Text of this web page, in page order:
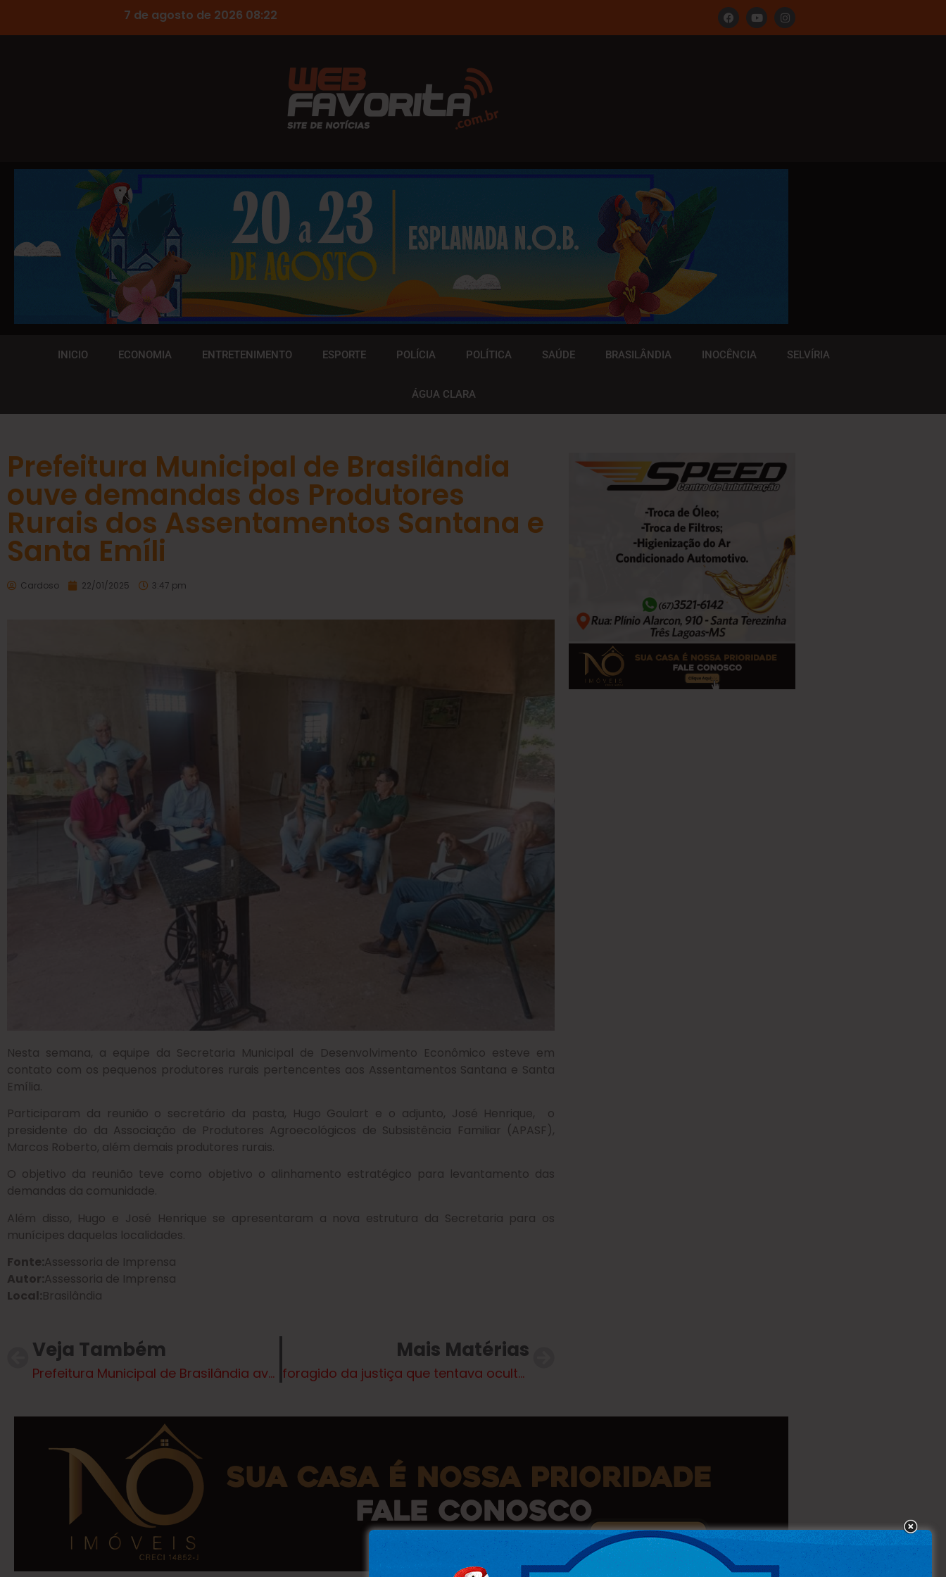
7 de agosto de 2026 08:22
INICIO ECONOMIA ENTRETENIMENTO ESPORTE POLÍCIA POLÍTICA SAÚDE BRASILÂNDIA INOCÊNCIA SELVÍRIA
ÁGUA CLARA
Prefeitura Municipal de Brasilândia
ouve demandas dos Produtores
Rurais dos Assentamentos Santana e
Santa Emíli
Cardoso 22/01/2025 3:47 pm
Nesta semana, a equipe da Secretaria Municipal de Desenvolvimento Econômico esteve em
contato com os pequenos produtores rurais pertencentes aos Assentamentos Santana e Santa
Emília.
Participaram da reunião o secretário da pasta, Hugo Goulart e o adjunto, José Henrique, o
presidente do da Associação de Produtores Agroecológicos de Subsistência Familiar (APASF),
Marcos Roberto, além demais produtores rurais.
O objetivo da reunião teve como objetivo o alinhamento estratégico para levantamento das
demandas da comunidade.
Além disso, Hugo e José Henrique se apresentaram a nova estrutura da Secretaria para os
munícipes daquelas localidades.
Fonte:Assessoria de Imprensa
Autor:Assessoria de Imprensa
Local:Brasilândia
Veja Também
Prefeitura Municipal de Brasilândia avança na possibilidade de parceria para produção de uniformes escolares por reeducando de Três Lagoas
Mais Matérias
foragido da justiça que tentava ocultar sua identidade, resultando em sua prisão em Três Lagoas.